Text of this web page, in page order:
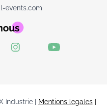
events.com
Industrie | Mentions legales|